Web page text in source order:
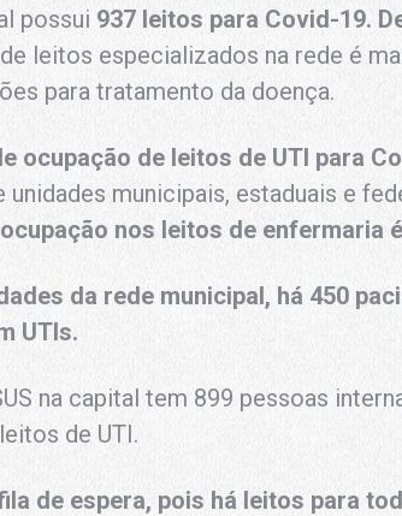
possui 937 leitos para Covid-19.
leitos especializados na rede é
para tratamento da doença.
ocupação de leitos de UTI para
unidades municipais, estaduais e
nos leitos de enfermaria
da rede municipal, há 450
UTIs.
na capital tem 899 pessoas
de UTI.
de espera, pois há leitos para